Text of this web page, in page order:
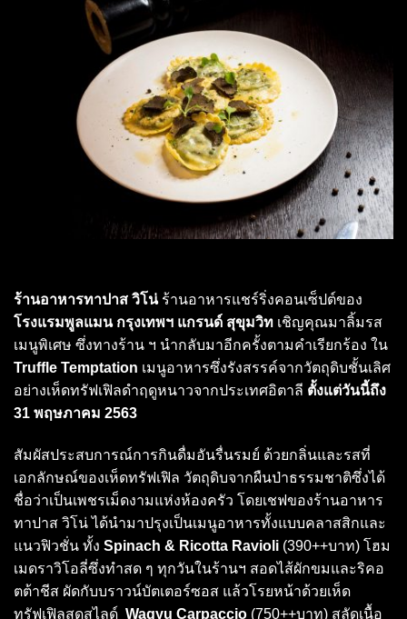
ร้านอาหารทาปาส วิโน่ร้านอาหารแชร์ริ่งคอนเซ็ปต์ของ
โรงแรมพูลแมน กรุงเทพฯ แกรนด์ สุขุมวิท เชิญคุณมาลิ้มรส
เมนูพิเศษ ซึ่งทางร้าน ฯ นำกลับมาอีกครั้งตามคำเรียกร้อง ใน
Truffle Temptation เมนูอาหารซึ่งรังสรรค์จากวัตถุดิบชั้นเลิศ
อย่างเห็ดทรัฟเฟิลดำฤดูหนาวจากประเทศอิตาลี ตั้งแต่วันนี้ถึง
31 พฤษภาคม 2563
สัมผัสประสบการณ์การกินดื่มอันรื่นรมย์ ด้วยกลิ่นและรสที่
เอกลักษณ์ของเห็ดทรัฟเฟิล วัตถุดิบจากผืนป่าธรรมชาติซึ่งได้
ชื่อว่าเป็นเพชรเม็ดงามแห่งห้องครัว โดยเชฟของร้านอาหาร
ทาปาส วิโน่ ได้นำมาปรุงเป็นเมนูอาหารทั้งแบบคลาสสิกและ
แนวฟิวชั่น ทั้ง Spinach & Ricotta Ravioli (390++บาท) โฮม
เมดราวิโอลี่ซึ่งทำสด ๆ ทุกวันในร้านฯ สอดไส้ผักขมและริคอ
ตต้าชีส ผัดกับบราวน์บัตเตอร์ซอส แล้วโรยหน้าด้วยเห็ด
ทรัฟเฟิลสดสไลด์ Wagyu Carpaccio (750++บาท) สลัดเนื้อ